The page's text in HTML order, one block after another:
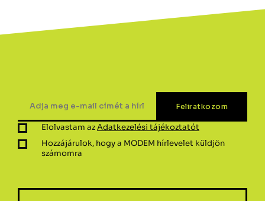
Elolvastam azAdatkezelési tájékoztatót
Hozzájárulok, hogy a MODEM hírlevelet küldjön
számomra